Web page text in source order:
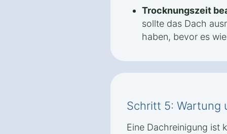
Trocknungszeit
sollte das Dach
haben, bevor es
Schritt 5: Wartung
Eine Dachreinigung ist